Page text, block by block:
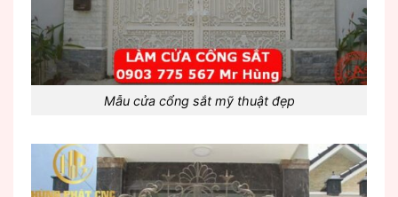
Mẫu cửa cổng sắt mỹ thuật đẹp